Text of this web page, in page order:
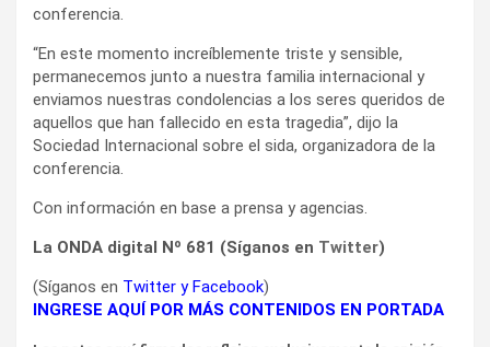
conferencia.
“En este momento increíblemente triste y sensible,
permanecemos junto a nuestra familia internacional y
enviamos nuestras condolencias a los seres queridos de
aquellos que han fallecido en esta tragedia”, dijo la
Sociedad Internacional sobre el sida, organizadora de la
conferencia.
Con información en base a prensa y agencias.
La ONDA digital Nº 681 (Síganos en Twitter)
(Síganos en Twitter yFacebook)
INGRESE AQUÍ POR MÁS CONTENIDOS EN PORTADA